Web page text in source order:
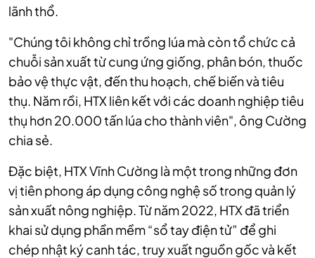
lãnh thổ.
"Chúng tôi không chỉ trồng lúa mà còn tổ chức cả
chuỗi sản xuất từ cung ứng giống, phân bón, thuốc
bảo vệ thực vật, đến thu hoạch, chế biến và tiêu
thụ. Năm rồi, HTX liên kết với các doanh nghiệp tiêu
thụ hơn 20.000 tấn lúa cho thành viên", ông Cường
chia sẻ.
Đặc biệt, HTX Vĩnh Cường là một trong những đơn
vị tiên phong áp dụng công nghệ số trong quản lý
sản xuất nông nghiệp. Từ năm 2022, HTX đã triển
khai sử dụng phần mềm “sổ tay điện tử” để ghi
chép nhật ký canh tác, truy xuất nguồn gốc và kết